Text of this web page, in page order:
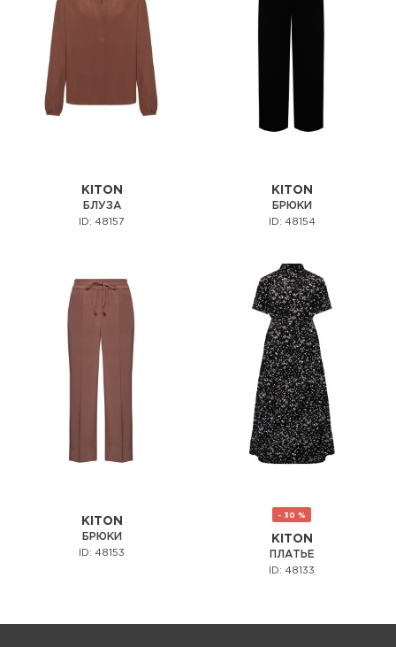
KITON
БЛУЗА
ID: 48157
KITON
БРЮКИ
ID: 48154
KITON
БРЮКИ
ID: 48153
- 30 %
KITON
ПЛАТЬЕ
ID: 48133